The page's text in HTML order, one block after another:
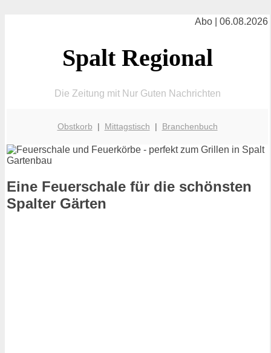
Abo | 06.08.2026
Spalt Regional
Die Zeitung mit Nur Guten Nachrichten
Obstkorb | Mittagstisch | Branchenbuch
Eine Feuerschale für die schönsten
Spalter Gärten